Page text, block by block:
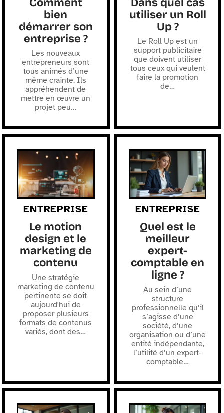
Comment
bien
démarrer son
entreprise ?
Les nouveaux
entrepreneurs sont
tous animés d’une
même crainte. Ils
appréhendent de
mettre en œuvre un
projet peu…
Dans quel cas
utiliser un Roll
Up ?
Le Roll Up est un
support publicitaire
que doivent utiliser
tous ceux qui veulent
faire la promotion
de…
ENTREPRISE
Le motion
design et le
marketing de
contenu
Une stratégie
marketing de contenu
pertinente se doit
aujourd'hui de
proposer plusieurs
formats de contenus
variés, dont des…
ENTREPRISE
Quel est le
meilleur
expert-
comptable en
ligne ?
Au sein d’une
structure
professionnelle qu’il
s’agisse d’une
société, d’une
organisation ou d’une
entité indépendante,
l’utilité d’un expert-
comptable…